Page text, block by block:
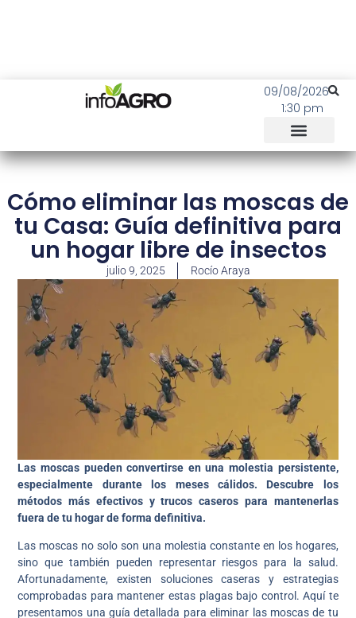
09/08/2026
1:30 pm
Cómo eliminar las moscas de
tu Casa: Guía definitiva para
un hogar libre de insectos
julio 9, 2025 Rocío Araya
Las moscas pueden convertirse en una molestia persistente,
especialmente durante los meses cálidos. Descubre los
métodos más efectivos y trucos caseros para mantenerlas
fuera de tu hogar de forma definitiva.
Las moscas no solo son una molestia constante en los hogares,
sino que también pueden representar riesgos para la salud.
Afortunadamente, existen soluciones caseras y estrategias
comprobadas para mantener estas plagas bajo control. Aquí te
presentamos una guía detallada para eliminar las moscas de tu